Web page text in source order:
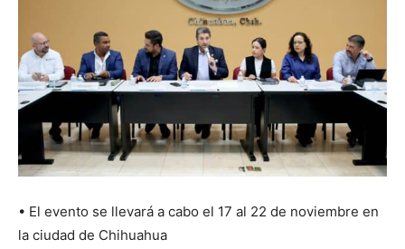
• El evento se llevará a cabo el 17 al 22 de noviembre en
la ciudad de Chihuahua